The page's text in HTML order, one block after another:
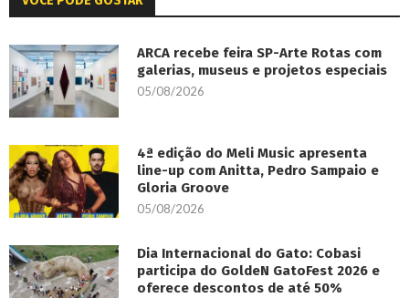
ARCA recebe feira SP-Arte Rotas com
galerias, museus e projetos especiais
05/08/2026
4ª edição do Meli Music apresenta
line-up com Anitta, Pedro Sampaio e
Gloria Groove
05/08/2026
Dia Internacional do Gato: Cobasi
participa do GoldeN GatoFest 2026 e
oferece descontos de até 50%